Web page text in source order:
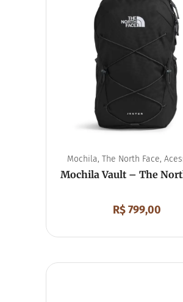
Mochila, The North Face,
Mochila Vault – The
R$799,00